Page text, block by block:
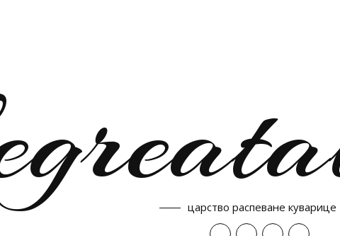
царство распеване куварице